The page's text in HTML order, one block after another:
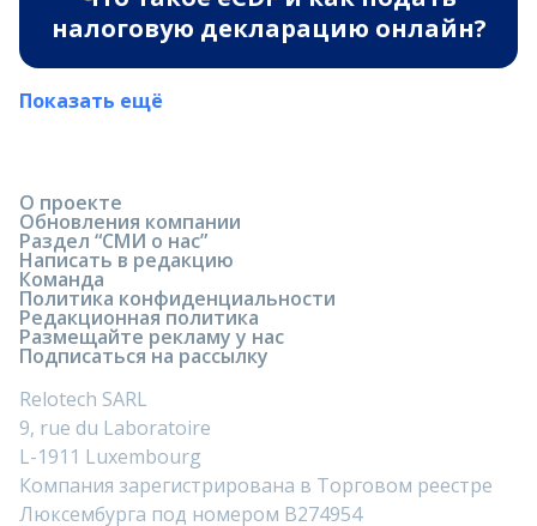
налоговую декларацию онлайн?
Показать ещё
О проекте
Обновления компании
Раздел “СМИ о нас”
Написать в редакцию
Команда
Политика конфиденциальности
Редакционная политика
Размещайте рекламу у нас
Подписаться на рассылку
Relotech SARL
9, rue du Laboratoire
L-1911 Luxembourg
Компания зарегистрирована в Торговом реестре
Люксембурга под номером B274954